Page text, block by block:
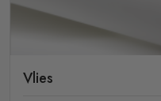
Vlies